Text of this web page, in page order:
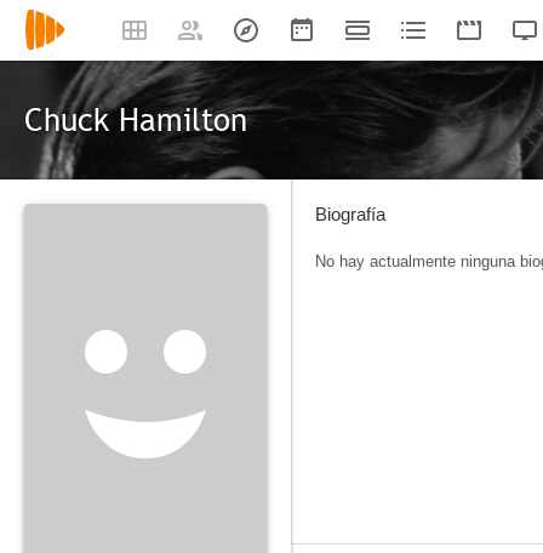
Chuck Hamilton
Biografía
No hay actualmente ninguna